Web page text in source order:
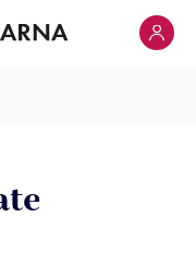
Klicka